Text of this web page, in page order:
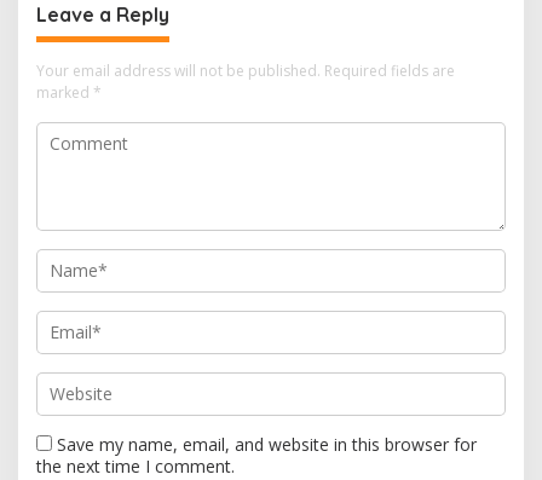
Leave a Reply
Your email address will not be published. Required fields are
marked *
Save my name, email, and website in this browser for
the next time I comment.